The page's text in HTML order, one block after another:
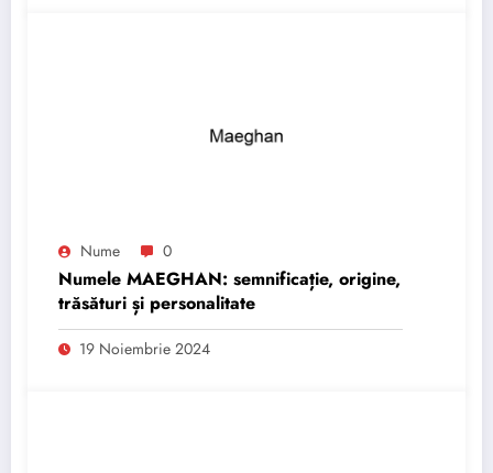
Nume 0
Numele MAEGHAN: semnificație, origine,
trăsături și personalitate
19 Noiembrie 2024